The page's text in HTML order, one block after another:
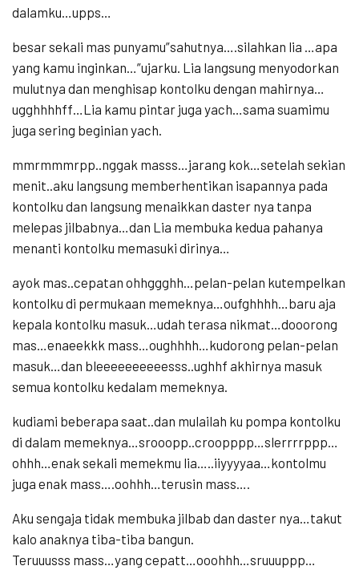
dalamku…upps…
besar sekali mas punyamu”sahutnya….silahkan lia …apa
yang kamu inginkan…”ujarku. Lia langsung menyodorkan
mulutnya dan menghisap kontolku dengan mahirnya…
ugghhhhff…Lia kamu pintar juga yach…sama suamimu
juga sering beginian yach.
mmrmmmrpp..nggak masss…jarang kok…setelah sekian
menit..aku langsung memberhentikan isapannya pada
kontolku dan langsung menaikkan daster nya tanpa
melepas jilbabnya…dan Lia membuka kedua pahanya
menanti kontolku memasuki dirinya…
ayok mas..cepatan ohhggghh…pelan-pelan kutempelkan
kontolku di permukaan memeknya…oufghhhh…baru aja
kepala kontolku masuk…udah terasa nikmat…dooorong
mas…enaeekkk mass…oughhhh…kudorong pelan-pelan
masuk…dan bleeeeeeeeeesss..ughhf akhirnya masuk
semua kontolku kedalam memeknya.
kudiami beberapa saat..dan mulailah ku pompa kontolku
di dalam memeknya…srooopp..croopppp…slerrrrppp…
ohhh…enak sekali memekmu lia…..iiyyyyaa…kontolmu
juga enak mass….oohhh…terusin mass….
Aku sengaja tidak membuka jilbab dan daster nya…takut
kalo anaknya tiba-tiba bangun.
Teruuusss mass…yang cepatt…ooohhh…sruuuppp…